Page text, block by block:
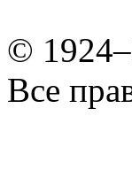
©
Все